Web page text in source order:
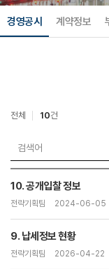
경영공시 계약정보
전체 10건
10. 공개입찰 정보
전략기획팀 2024-06-05
9. 납세정보 현황
전략기획팀 2026-04-22